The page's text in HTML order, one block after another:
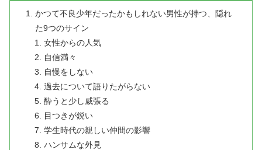
かつて不良少年だったかもしれない男性が持つ、隠れ
た9つのサイン
女性からの人気
自信満々
自慢をしない
過去について語りたがらない
酔うと少し威張る
目つきが鋭い
学生時代の親しい仲間の影響
ハンサムな外見